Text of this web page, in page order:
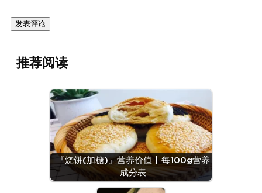
推荐阅读
『烧饼(加糖)』营养价值 | 每100g营养
成分表